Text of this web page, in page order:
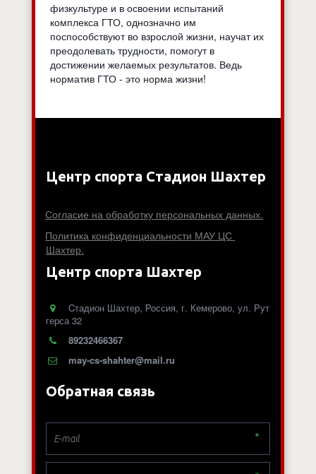
физкультуре и в освоении испытаний
комплекса ГТО, однозначно им
поспособствуют во взрослой жизни, научат их
преодолевать трудности, помогут в
достижении желаемых результатов. Ведь
норматив ГТО - это норма жизни!
Центр спорта Стадион Шахтер
Согласие на обработку персональных данных.
Политика конфиденциальности МАУ ЦС
Шахтер.
Центр спорта Шахтер
Cтадион Шахтер, Россия, г. Кемерово, ул. Рут
герса 32
89232466367
may-cs-shahter@mail.ru
Обратная связь
*